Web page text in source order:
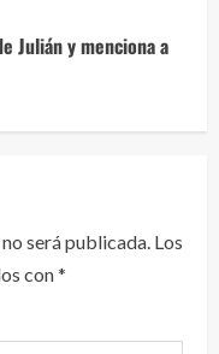
Julián y menciona a
será publicada. Los
con*